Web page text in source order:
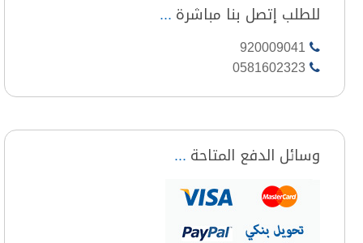
للطلب إتصل بنا مباشرة
920009041
0581602323
وسائل الدفع المتاحة